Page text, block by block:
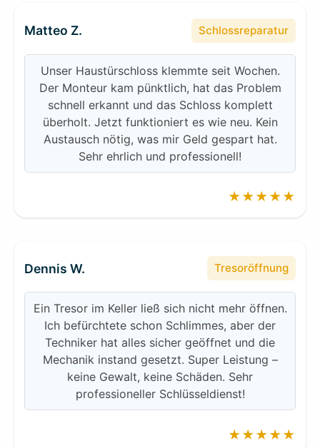
Matteo Z. Schlossreparatur
Unser Haustürschloss klemmte seit Wochen.
Der Monteur kam pünktlich, hat das Problem
schnell erkannt und das Schloss komplett
überholt. Jetzt funktioniert es wie neu. Kein
Austausch nötig, was mir Geld gespart hat.
Sehr ehrlich und professionell!
★★★★★
Dennis W. Tresoröffnung
Ein Tresor im Keller ließ sich nicht mehr öffnen.
Ich befürchtete schon Schlimmes, aber der
Techniker hat alles sicher geöffnet und die
Mechanik instand gesetzt. Super Leistung –
keine Gewalt, keine Schäden. Sehr
professioneller Schlüsseldienst!
★★★★★